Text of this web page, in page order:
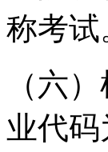
称考试
（六
业代